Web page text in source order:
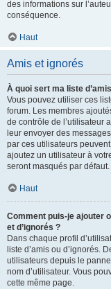
des informations sur
conséquence.
Haut
Amis et ignorés
À quoi sert ma liste
Vous pouvez utiliser ces
forum. Les membres
de contrôle de l’utilisateur
leur envoyer des
par ces utilisateurs
ajoutez un utilisateur à
seront masqués par défaut.
Haut
Comment puis-je ajouter
et d’ignorés ?
Dans chaque profil
liste d’amis ou d’ignorés.
utilisateurs depuis le
nom d’utilisateur. Vous
cette même page.